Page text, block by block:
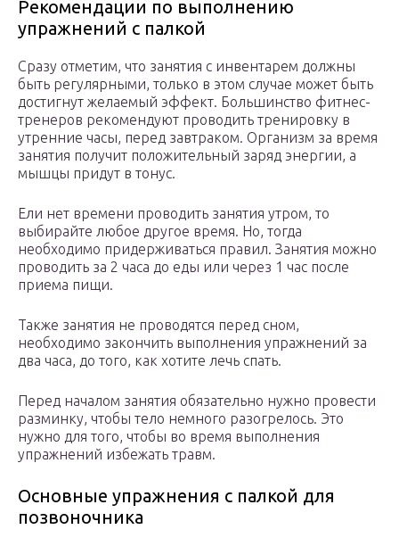
Рекомендации по выполнению
упражнений с палкой
Сразу отметим, что занятия с инвентарем должны
быть регулярными, только в этом случае может быть
достигнут желаемый эффект. Большинство фитнес-
тренеров рекомендуют проводить тренировку в
утренние часы, перед завтраком. Организм за время
занятия получит положительный заряд энергии, а
мышцы придут в тонус.
Ели нет времени проводить занятия утром, то
выбирайте любое другое время. Но, тогда
необходимо придерживаться правил. Занятия можно
проводить за 2 часа до еды или через 1 час после
приема пищи.
Также занятия не проводятся перед сном,
необходимо закончить выполнения упражнений за
два часа, до того, как хотите лечь спать.
Перед началом занятия обязательно нужно провести
разминку, чтобы тело немного разогрелось. Это
нужно для того, чтобы во время выполнения
упражнений избежать травм.
Основные упражнения с палкой для
позвоночника